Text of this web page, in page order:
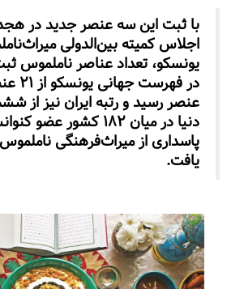
با ثبت این سه عنصر جدید در
اجلاس کمیته بین‌الدولی
یونسکو، تعداد عناصر ناملموس
عنصر رسید و رتبه ایران نیز از
دنیا در میان ۱۸۲ کشور عضو
پاسداری از میراث‌فرهنگی
یافت.